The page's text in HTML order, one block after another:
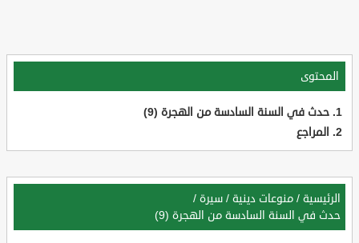
المحتوى
حدث في السنة السادسة من الهجرة (9)
المراجع
الرئيسية / منوعات دينية / سيرة /
حدث في السنة السادسة من الهجرة (9)